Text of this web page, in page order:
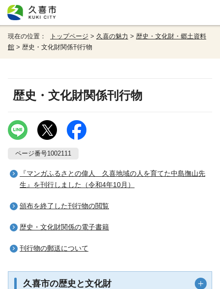
現在の位置： トップページ > 久喜の魅力 > 歴史・文化財・郷土資料
館 > 歴史・文化財関係刊行物
歴史・文化財関係刊行物
ページ番号1002111
『マンガふるさとの偉人 久喜地域の人を育てた中島撫山先
生』を刊行しました（令和4年10月）
頒布を終了した刊行物の閲覧
歴史・文化財関係の電子書籍
刊行物の郵送について
久喜市の歴史と文化財